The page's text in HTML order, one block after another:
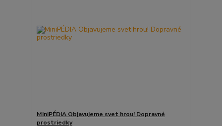
MiniPÉDIA Objavujeme svet hrou! Dopravné
prostriedky